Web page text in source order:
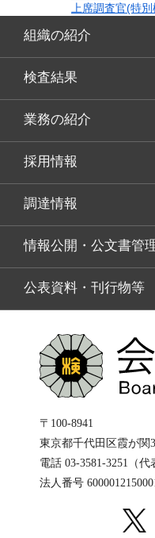
上席調査官(特
組織の紹介
検査結果
業務の紹介
採用情報
調達情報
情報公開・公文書管
公表資料・刊行物等
〒100-8941
東京都千代田区霞が関
電話 03-3581-3251（代
法人番号